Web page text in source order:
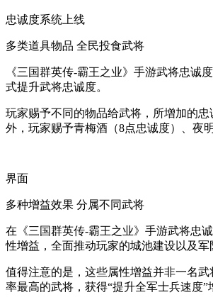
忠诚度系统上线
多类道具物品 全民投食武将
《三国群英传-霸王之业》手游武将忠诚
式提升武将忠诚度。
玩家赐予不同的物品给武将，所增加的
外，玩家赐予青梅酒（8点忠诚度）、夜
界面
多种增益效果 分属不同武将
在《三国群英传-霸王之业》手游武将忠
性增益，全面推动玩家的城池建设以及军
值得注意的是，这些属性增益并非一名
率最高的武将，获得“提升全军士兵速度